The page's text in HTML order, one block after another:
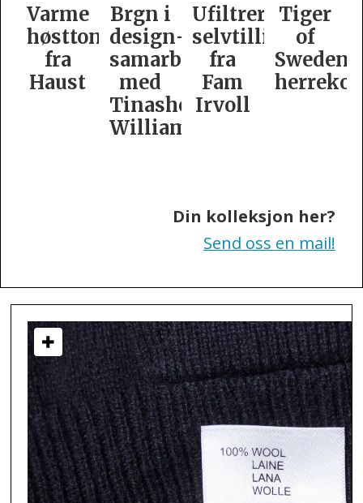
Brgn i
design­
samarbeid
med
Williamson
Ufiltrert
selvtillit
fra
Fam
Irvoll
Tiger
of
Swedens
herrekolleksjon
Slik
er
dame­
Din kolleksjon her?
Send oss en mail!